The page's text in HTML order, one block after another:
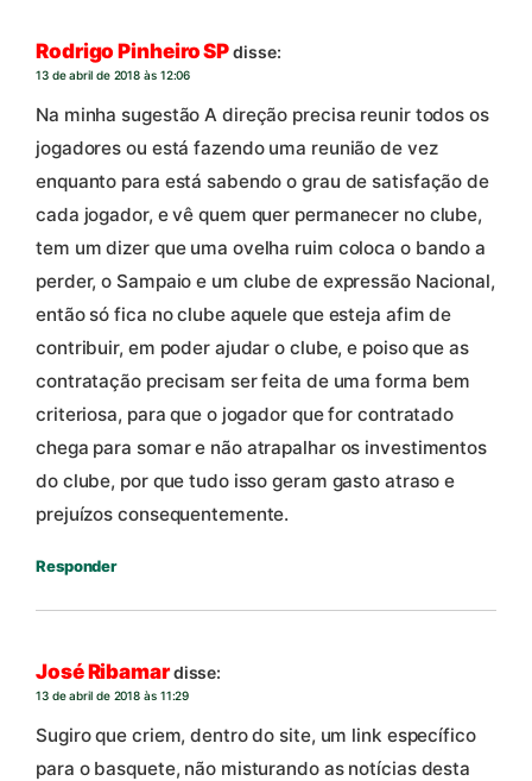
Rodrigo Pinheiro SPdisse:
13 de abril de 2018 às 12:06
Na minha sugestão A direção precisa reunir todos os
jogadores ou está fazendo uma reunião de vez
enquanto para está sabendo o grau de satisfação de
cada jogador, e vê quem quer permanecer no clube,
tem um dizer que uma ovelha ruim coloca o bando a
perder, o Sampaio e um clube de expressão Nacional,
então só fica no clube aquele que esteja afim de
contribuir, em poder ajudar o clube, e poiso que as
contratação precisam ser feita de uma forma bem
criteriosa, para que o jogador que for contratado
chega para somar e não atrapalhar os investimentos
do clube, por que tudo isso geram gasto atraso e
prejuízos consequentemente.
Responder
José Ribamardisse:
13 de abril de 2018 às 11:29
Sugiro que criem, dentro do site, um link específico
para o basquete, não misturando as notícias desta